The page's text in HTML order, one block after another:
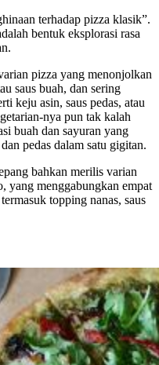
terhadap pizza klasik”.
bentuk eksplorasi rasa
pizza yang menonjolkan
saus buah, dan sering
keju asin, saus pedas, atau
nya pun tak kalah
buah dan sayuran yang
pedas dalam satu gigitan.
bahkan merilis varian
yang menggabungkan empat
topping nanas, saus